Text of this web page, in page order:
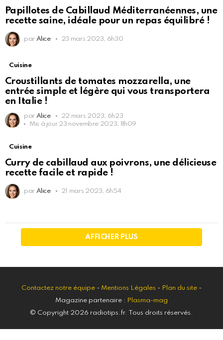
Papillotes de Cabillaud Méditerranéennes, une
recette saine, idéale pour un repas équilibré !
par Alice 23 mars 2023, 6h30
Cuisine
Croustillants de tomates mozzarella, une
entrée simple et légère qui vous transportera
en Italie !
par Alice
22 mars 2023, 6h23
Mis à jour 23 novembre 2023, 8h09
Cuisine
Curry de cabillaud aux poivrons, une délicieuse
recette facile et rapide !
par Alice 21 mars 2023, 6h54
AFFICHER PLUS
Contactez notre équipe - Mentions Légales - Plan du site -
Magazine partenaire : Plasma-mag
© Copyright 2026 radiotips.fr. Tous droits réservés.